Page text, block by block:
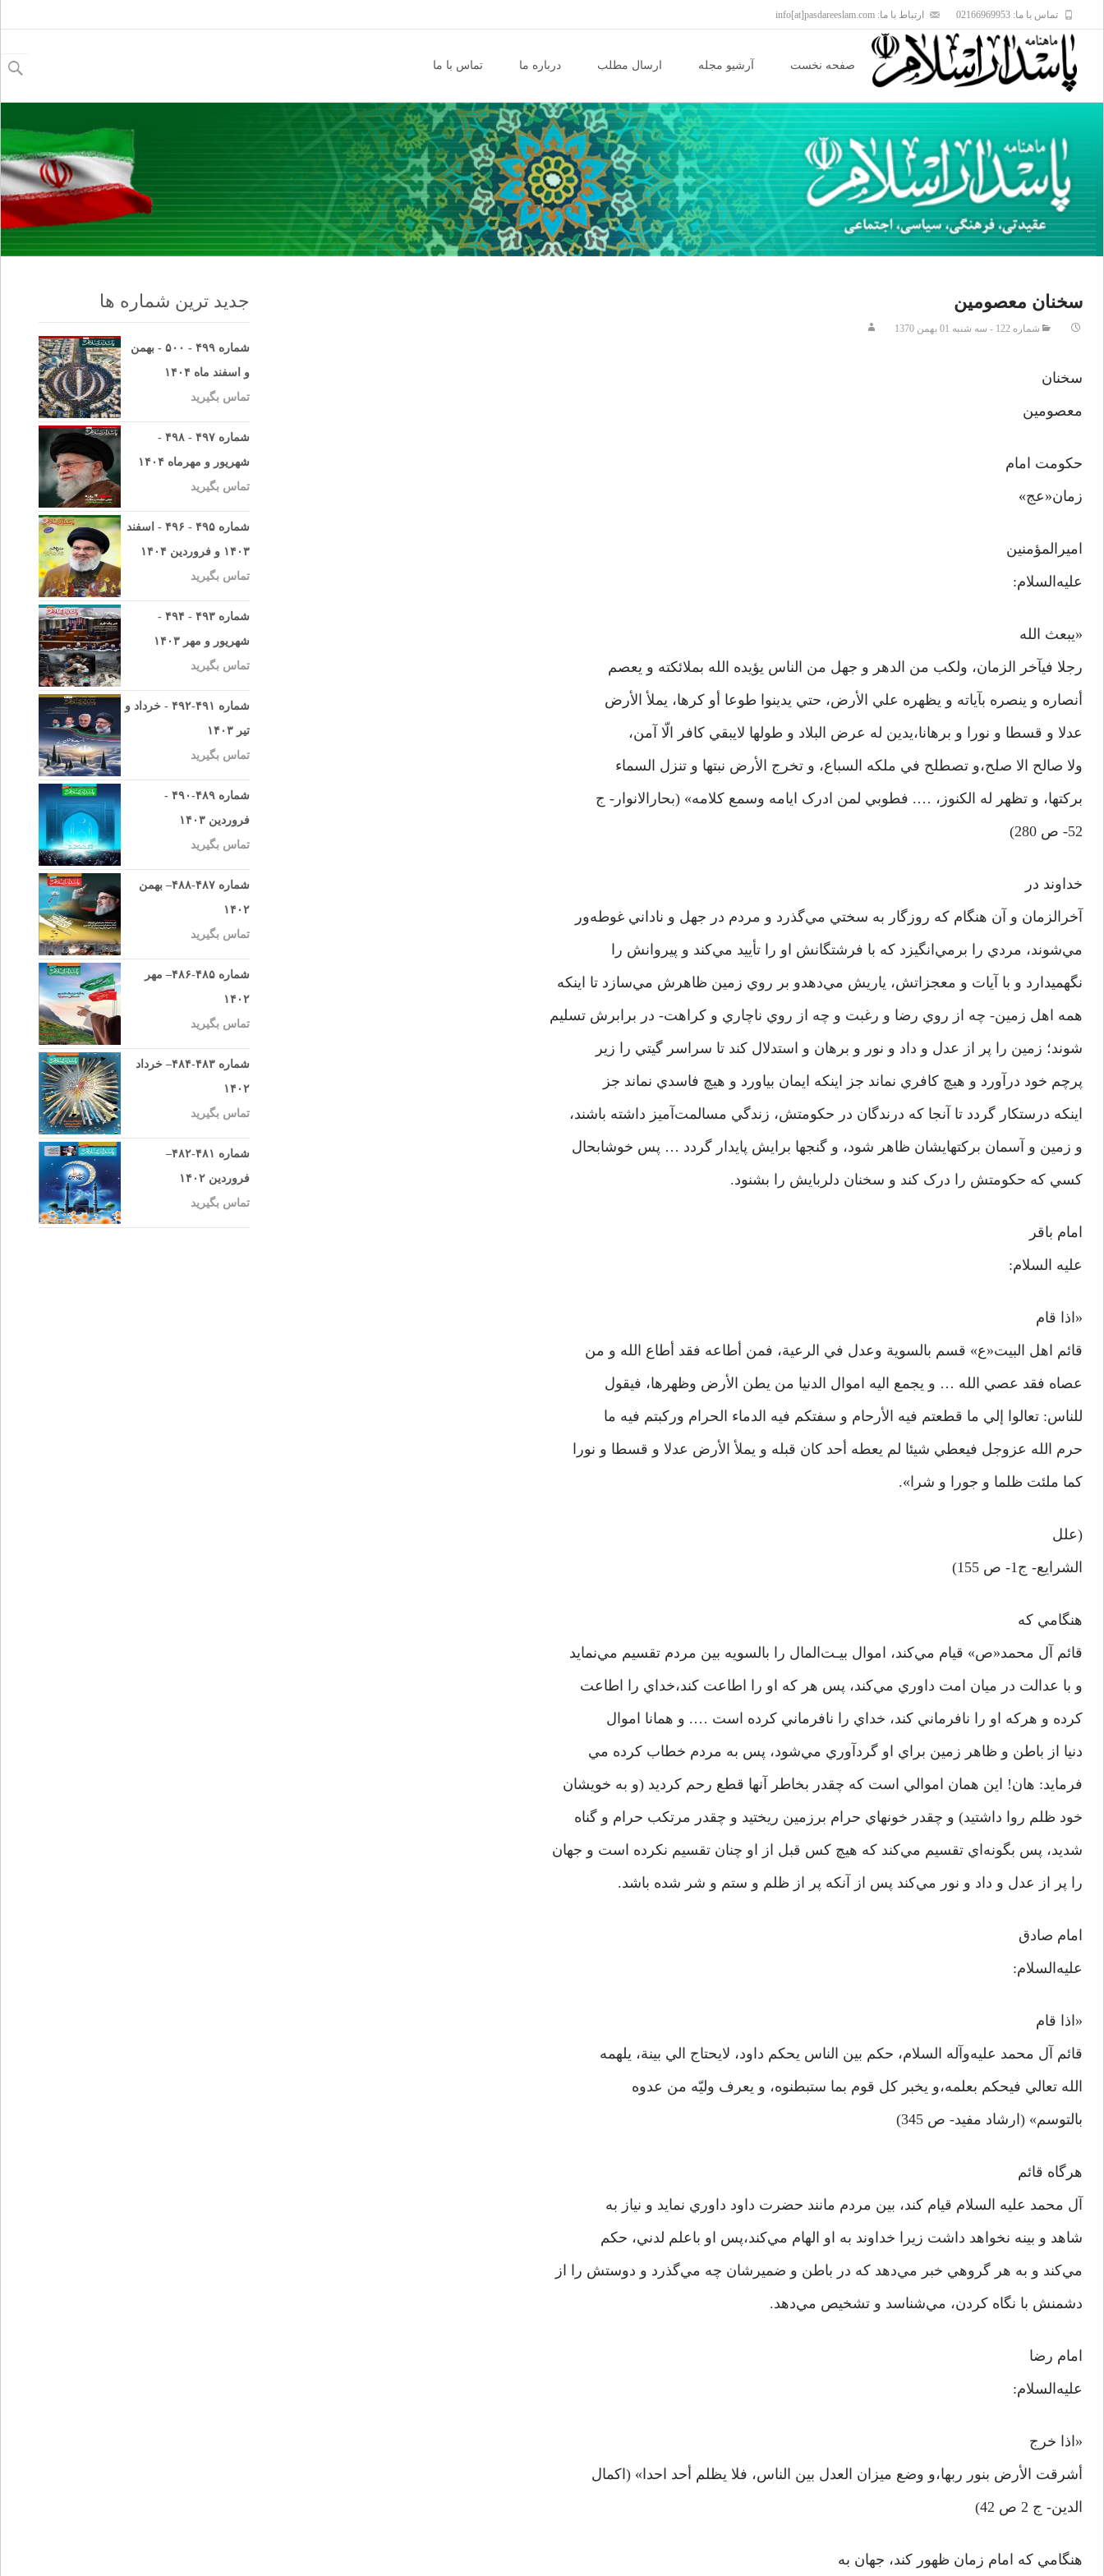
تماس با ما: 02166969953 ارتباط با ما: info[at]pasdareeslam.com
content
صفحه نخست آرشیو مجله ارسال مطلب درباره ما تماس با ما
برای:
سخنان معصومين
شماره 122 - سه شنبه 01 بهمن 1370
سخنان
معصومين
حکومت امام
زمان‌«عج»
اميرالمؤمنين
عليه‌السلام:
«يبعث الله
رجلا فيآخر الزمان، ولکب من الدهر و جهل من الناس يؤيده الله بملائکته و يعصم
أنصاره و ينصره بآياته و يظهره علي الأرض، حتي يدينوا طوعا أو کرها، يملأ الأرض
عدلا و قسطا و نورا و برهانا،‌يدين له عرض البلاد و طولها لايبقي کافر الّا آمن،
ولا صالح الا صلح،‌و تصطلح في ملکه السباع، و تخرج الأرض نبتها و تنزل السماء
برکتها، و تظهر له الکنوز، …. فطوبي لمن ادرک ايامه وسمع کلامه» (بحارالانوار- ج
52- ص 280)
خداوند در
آخرالزمان و آن هنگام که روزگار به سختي مي‌گذرد و مردم در جهل و ناداني غوطه‌ور
مي‌شوند، مردي را برمي‌انگيزد که با فرشتگانش او را تأييد مي‌کند و پيروانش را
نگهميدارد و با آيات و معجزاتش، ياريش مي‌دهدو بر روي زمين ظاهرش مي‌سازد تا اينکه
همه اهل زمين- چه از روي رضا و رغبت و چه از روي ناچاري و کراهت- در برابرش تسليم
شوند؛ زمين را پر از عدل و داد و نور و برهان و استدلال کند تا سراسر گيتي را زير
پرچم خود درآورد و هيچ کافري نماند جز اينکه ايمان بياورد و هيچ فاسدي نماند جز
اينکه درستکار گردد تا آنجا که درندگان در حکومتش، زندگي مسالمت‌آميز داشته باشند،
و زمين و آسمان برکتهايشان ظاهر شود، و گنجها برايش پايدار گردد … پس خوشابحال
کسي که حکومتش را درک کند و سخنان دلربايش را بشنود.
امام باقر
عليه السلام:
«اذا قام
قائم اهل البيت‌«ع» قسم بالسوية وعدل في الرعية، فمن أطاعه فقد أطاع الله و من
عصاه فقد عصي الله … و يجمع اليه اموال الدنيا من يطن الأرض وظهرها، فيقول
للناس: تعالوا إلي ما قطعتم فيه الأرحام و سفتکم فيه الدماء الحرام ورکبتم فيه ما
حرم الله عزوجل فيعطي شيئا لم يعطه أحد کان قبله و يملأ الأرض عدلا و قسطا و نورا
کما ملئت ظلما و جورا و شرا».
(علل
الشرايع- ج1- ص 155)
هنگامي که
قائم آل محمد«ص» قيام مي‌کند، اموال بيـت‌المال را بالسويه بين مردم تقسيم مي‌نمايد
و با عدالت در ميان امت داوري مي‌کند، پس هر که او را اطاعت کند،‌خداي را اطاعت
کرده و هرکه او را نافرماني کند، خداي را نافرماني کرده است …. و همانا اموال
دنيا از باطن و ظاهر زمين براي او گردآوري مي‌شود، پس به مردم خطاب کرده مي
فرمايد: هان! اين همان اموالي است که چقدر بخاطر آنها قطع رحم کرديد (و به خويشان
خود ظلم روا داشتيد) و چقدر خونهاي حرام برزمين ريختيد و چقدر مرتکب حرام و گناه
شديد، پس بگونه‌اي تقسيم مي‌کند که هيچ کس قبل از او چنان تقسيم نکرده است و جهان
را پر از عدل و داد و نور مي‌کند پس از آنکه پر از ظلم و ستم و شر شده باشد.
امام صادق
عليه‌السلام:
«اذا قام
قائم آل محمد عليه‌وآله السلام، حکم بين الناس يحکم داود، لايحتاج الي بينة، يلهمه
الله تعالي فيحکم بعلمه،‌و يخبر کل قوم بما ستبطنوه، و يعرف وليّه من عدوه
بالتوسم» (ارشاد مفيد- ص 345)
هرگاه قائم
آل محمد عليه السلام قيام کند، بين مردم مانند حضرت داود داوري نمايد و نياز به
شاهد و بينه نخواهد داشت زيرا خداوند به او الهام مي‌کند،‌پس او باعلم لدني، حکم
مي‌کند و به هر گروهي خبر مي‌دهد که در باطن و ضميرشان چه مي‌گذرد و دوستش را از
دشمنش با نگاه کردن، مي‌شناسد و تشخيص مي‌دهد.
امام رضا
عليه‌السلام:
«اذا خرج
أشرقت الأرض بنور ربها،‌و وضع ميزان العدل بين الناس، فلا يظلم أحد احدا» (اکمال
الدين- ج 2 ص 42)
هنگامي که امام زمان ظهور کند، جهان به
جدید ترین شماره ها
شماره ۴۹۹ - ۵۰۰ - بهمن
و اسفند ماه ۱۴۰۴
تماس بگیرید
شماره ۴۹۷ - ۴۹۸ -
شهریور و مهرماه ۱۴۰۴
تماس بگیرید
شماره ۴۹۵ - ۴۹۶ - اسفند
۱۴۰۳ و فروردین ۱۴۰۴
تماس بگیرید
شماره ۴۹۳ - ۴۹۴ -
شهریور و مهر ۱۴۰۳
تماس بگیرید
شماره ۴۹۱-۴۹۲ - خرداد و
تیر ۱۴۰۳
تماس بگیرید
شماره ۴۸۹-۴۹۰ -
فروردین ۱۴۰۳
تماس بگیرید
شماره ۴۸۷-۴۸۸– بهمن
۱۴۰۲
تماس بگیرید
شماره ۴۸۵-۴۸۶– مهر
۱۴۰۲
تماس بگیرید
شماره ۴۸۳-۴۸۴– خرداد
۱۴۰۲
تماس بگیرید
شماره ۴۸۱-۴۸۲–
فروردین ۱۴۰۲
تماس بگیرید